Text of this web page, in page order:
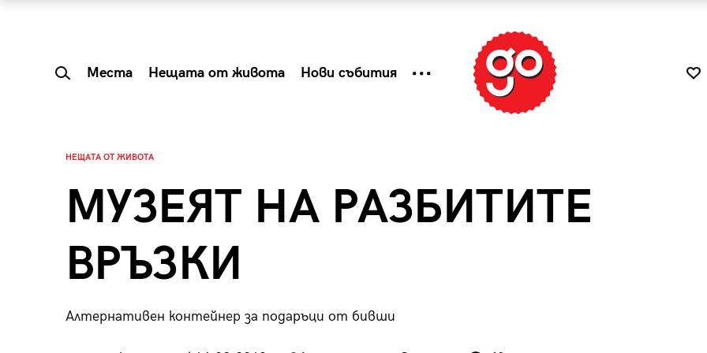
Места Нещата от живота Нови събития
НЕЩАТА ОТ ЖИВОТА
МУЗЕЯТ НА РАЗБИТИТЕ
ВРЪЗКИ
Алтернативен контейнер за подаръци от бивши
Summer Prelude: как